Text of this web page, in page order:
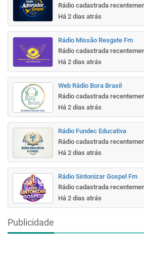
Rádio cadastrada
Há 2 dias atrás
Rádio Missão Resgate Fm
Rádio cadastrada
Há 2 dias atrás
Web Rádio Bora Brasil
Rádio cadastrada
Há 2 dias atrás
Rádio Fundec Educativa
Rádio cadastrada
Há 2 dias atrás
Rádio Sintonizar Gospel Fm
Rádio cadastrada
Há 2 dias atrás
Publicidade